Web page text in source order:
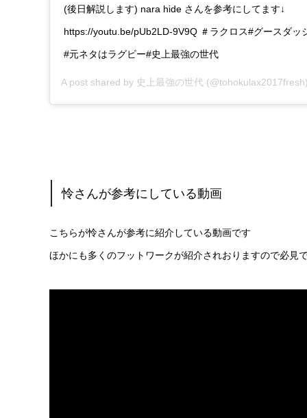
(後日解説します) nara hide さんを参考にしてます↓
https://youtu.be/pUb2LD-9V9Q ＃ラクロス#グースダッ
#元ネタはラグビー#史上最強の世代
A post shared by 史上最強の世代
怜さんが参考にしている動画
こちらが怜さんが参考に紹介している動画です
ほかにも多くのフットワークが紹介されおりますので必見